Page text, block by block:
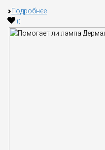
Подробнее
0